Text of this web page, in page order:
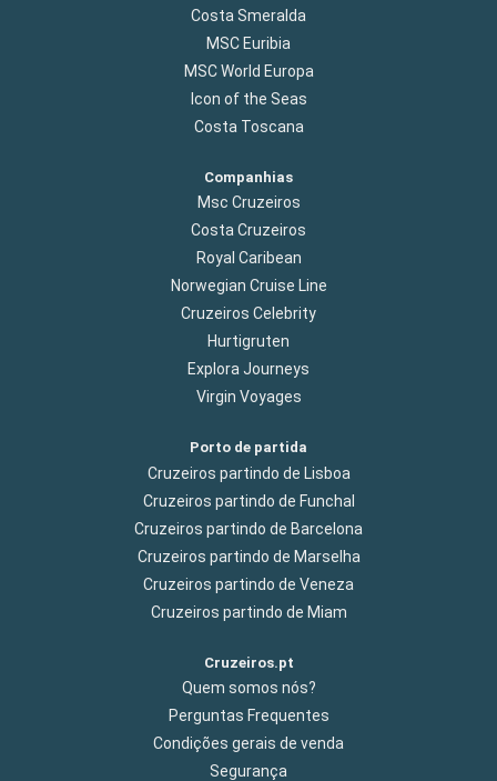
Costa Smeralda
MSC Euribia
MSC World Europa
Icon of the Seas
Costa Toscana
Companhias
Msc Cruzeiros
Costa Cruzeiros
Royal Caribean
Norwegian Cruise Line
Cruzeiros Celebrity
Hurtigruten
Explora Journeys
Virgin Voyages
Porto de partida
Cruzeiros partindo de Lisboa
Cruzeiros partindo de Funchal
Cruzeiros partindo de Barcelona
Cruzeiros partindo de Marselha
Cruzeiros partindo de Veneza
Cruzeiros partindo de Miam
Cruzeiros.pt
Quem somos nós?
Perguntas Frequentes
Condições gerais de venda
Segurança